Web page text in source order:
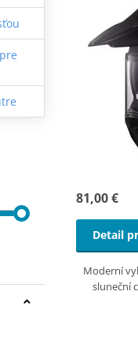
81,00 €
Detail
Moderní
sluneční